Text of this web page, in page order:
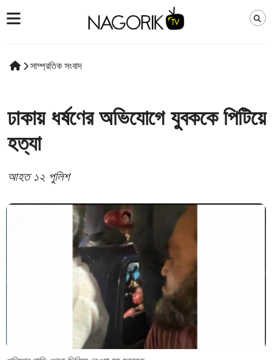
সাম্প্রতিক সংবাদ
ঢাকায় ধর্ষণের অভিযোগে যুবককে পিটিয়ে
হত্যা
আহত ১২ পুলিশ